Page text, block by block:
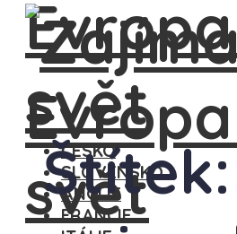
ČESKO
SLOVENSKO
ANGLIE
FRANCIE
Štítek: